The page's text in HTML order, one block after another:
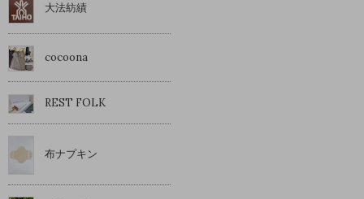
大法紡績
cocoona
REST FOLK
布ナプキン